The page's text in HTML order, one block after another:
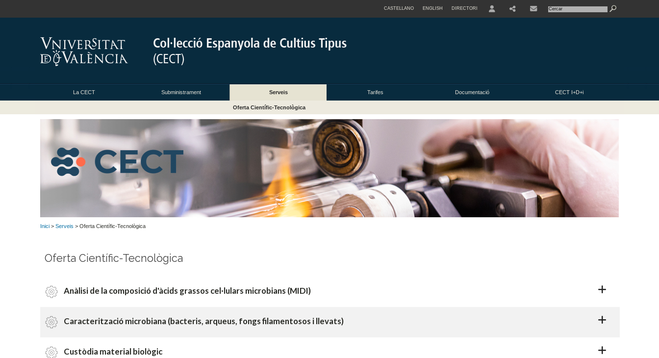
CASTELLANO ENGLISH DIRECTORI
La CECT Subministrament Serveis Tarifes Documentació CECT I+D+i
Oferta Científic-Tecnològica
Inici > Serveis > Oferta Científic-Tecnològica
Oferta Científic-Tecnològica
Anàlisi de la composició d'àcids grassos cel·lulars microbians (MIDI)
Caracterització microbiana (bacteris, arqueus, fongs filamentosos i llevats)
Custòdia material biològic